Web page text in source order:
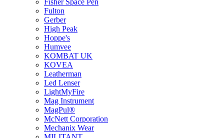
Fisher Space Pen
Fulton
Gerber
High Peak
Hoppe's
Humvee
KOMBAT UK
KOVEA
Leatherman
Led Lenser
LightMyFire
Mag Instrument
MagPul®
McNett Corporation
Mechanix Wear